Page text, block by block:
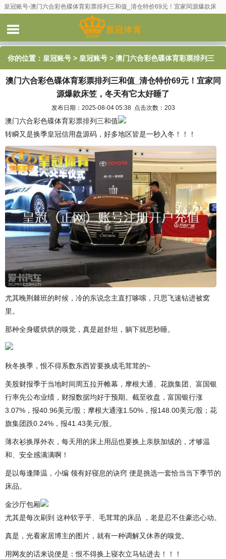
皇冠账号-澳门六合彩色碟体育彩票排列三和值_清仓特价69元！宜家同源爆款床
你的位置： 皇冠账号 > 皇冠账号 > 澳门六合彩色碟体育彩票排列三
和值_清仓特价69元！宜家同源爆款床笠，冬天有它太好睡了
澳门六合彩色碟体育彩票排列三和值_清仓特价69元！宜家同
源爆款床笠，冬天有它太好睡了
发布日期：2025-08-04 05:38 点击次数：203
澳门六合彩色碟体育彩票排列三和值
转瞬又是换季皇冠信用盘源码，好多地区皆是一秒入冬！！！
尤其晚荆棘班的时候，冷的东说念主直打哆嗦，只思飞速钻进被窝
里。
那种全身暖烘烘的嗅觉，真是超舒坦，躺下就思秒睡。
秋冬换季，恨不得系数东西皆要换成毛茸茸的~
美股财报季于当地时间周五拉开帷幕，摩根大通、花旗集团、富国银
行率先公布业绩，财报数据均好于预期。截至收盘，富国银行涨
3.07%，报40.96美元/股；摩根大通涨1.50%，报148.00美元/股；花
旗集团跌0.24%，报41.43美元/股。
薄衣衫换厚外衣，每天用的床上用品也要换上亲肤加绒的，才够温
和、安全感满满啊！
是以每逢降温，小编 领有好寝息的诀窍 便是挑选一套恰当当下季节的
床品。
金沙厅包厢
尤其是每次刷到 这种软乎乎、毛茸茸的床品 ，老是忍不住豪恣心动。
真是，光看家居博主的图片，就有一种调解又休养的嗅觉。
用网友的话来说便是：恨不得换上寝衣立马钻进去！！！